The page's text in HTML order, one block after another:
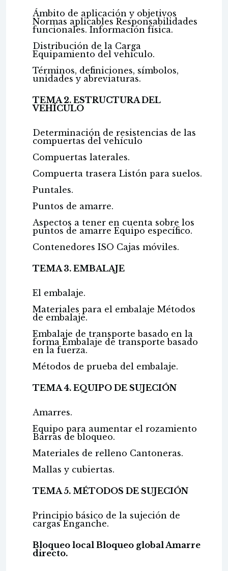
Ámbito de aplicación y objetivos
Normas aplicables Responsabilidades
funcionales. Información física.
Distribución de la Carga
Equipamiento del vehículo.
Términos, definiciones, símbolos,
unidades y abreviaturas.
TEMA 2. ESTRUCTURA DEL
VEHÍCULO
Determinación de resistencias de las
compuertas del vehículo
Compuertas laterales.
Compuerta trasera Listón para suelos.
Puntales.
Puntos de amarre.
Aspectos a tener en cuenta sobre los
puntos de amarre Equipo específico.
Contenedores ISO Cajas móviles.
TEMA 3. EMBALAJE
El embalaje.
Materiales para el embalaje Métodos
de embalaje.
Embalaje de transporte basado en la
forma Embalaje de transporte basado
en la fuerza.
Métodos de prueba del embalaje.
TEMA 4. EQUIPO DE SUJECIÓN
Amarres.
Equipo para aumentar el rozamiento
Barras de bloqueo.
Materiales de relleno Cantoneras.
Mallas y cubiertas.
TEMA 5. MÉTODOS DE SUJECIÓN
Principio básico de la sujeción de
cargas Enganche.
Bloqueo local Bloqueo global Amarre
directo.